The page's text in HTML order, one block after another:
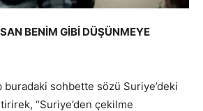
BENİM GİBİ DÜŞÜNMEYE
buradaki sohbette sözü Suriye’deki
“Suriye’den çekilme